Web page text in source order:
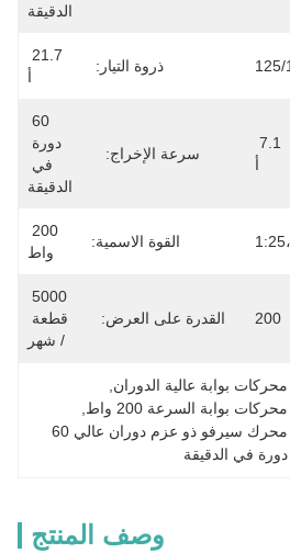
الدقيقة
125/ ذروة التيار:
أ
أ
سرعة الإخراج:
الدقيقة
القوة الاسمية:
واط
200 القدرة على العرض:
/ شهر
محركات بوابة عالية الدوران
محركات بوابة السرعة 200 واط
دورة في الدقيقة
وصف المنتج